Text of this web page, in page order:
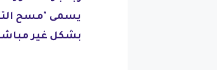
يسمى "مسح
بشكل غير